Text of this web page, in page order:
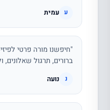
ע עמית
"חיפשנו מורה פרטי
ברורים, תרגול שאלונים,
נ נועה